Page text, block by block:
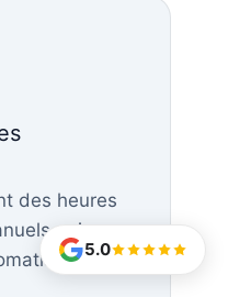
des heures
qui
5.0